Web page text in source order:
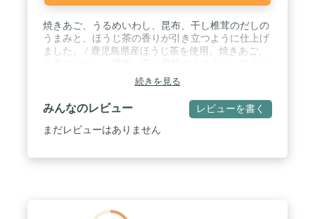
焼きあご、うるめいわし、昆布、干し椎茸のだしの
うまみと、ほうじ茶の香りが引き立つように仕上げ
ました。 / 鹿児島県産ほうじ茶を使用。焼きあご、
茶の香り、その両方が最も引き立つよう味を調えま
した。ほうじ茶の香りとだしのうまみに、三つ葉や
有機胡麻がアクセントを加えます。 / 茅乃舎では、
現在、十種類のだしを販売しておりますが、だし茶
漬けには、それらのだしをそのまま使うのではな
続きを見る
みんなのレビュー レビューを書く
まだレビューはありません